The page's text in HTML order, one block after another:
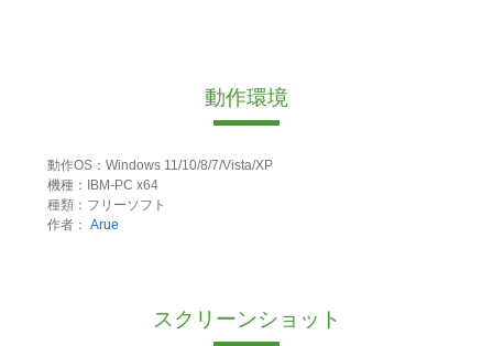
動作環境
動作OS：Windows 11/10/8/7/Vista/XP
機種：IBM-PC x64
種類：フリーソフト
作者： Arue
スクリーンショット